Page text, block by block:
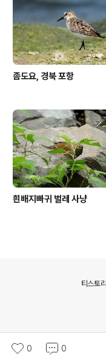
좀도요, 경북 포항
흰배지빠귀 벌레 사냥
0 0
티스토리